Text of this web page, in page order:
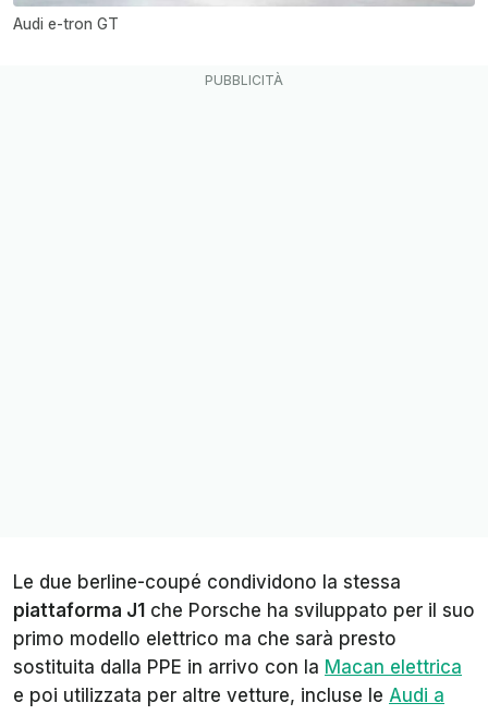
Audi e-tron GT
Le due berline-coupé condividono la stessa
piattaforma J1 che Porsche ha sviluppato per il suo
primo modello elettrico ma che sarà presto
sostituita dalla PPE in arrivo con la Macan elettrica
e poi utilizzata per altre vetture, incluse le Audi a